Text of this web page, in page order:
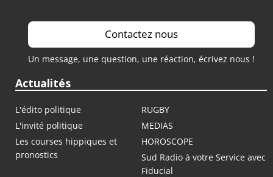
Contactez nous
Un message, une question, une réaction, écrivez nous !
Actualités
L'édito politique
RUGBY
L'invité politique
MEDIAS
Les courses hippiques et
pronostics
HOROSCOPE
Sud Radio à votre Service avec
Fiducial